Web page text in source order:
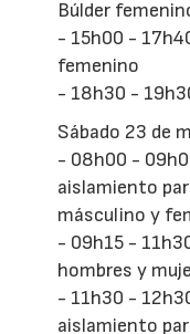
Búlder
- 15h00 -
femenino
- 18h30 -
Sábado 23 de
- 08h00 -
aislamiento
másculino y
- 09h15 -
hombres y
- 11h30 -
aislamiento